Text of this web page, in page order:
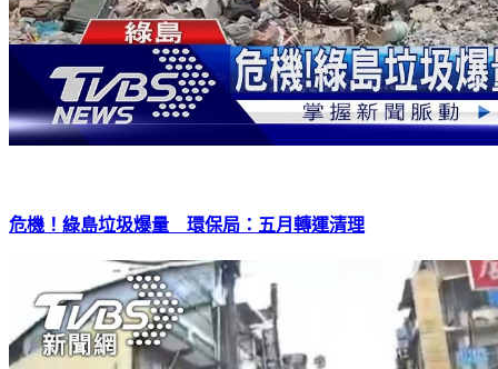
危機！綠島垃圾爆量 環保局：五月轉運清理